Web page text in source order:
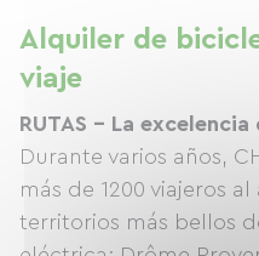
Alquiler de
viaje
RUTAS - La
Durante varios años,
más de 1200 viajeros
territorios más bellos